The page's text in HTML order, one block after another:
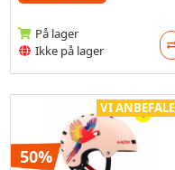
På lager
Ikke på lager
VI
50%